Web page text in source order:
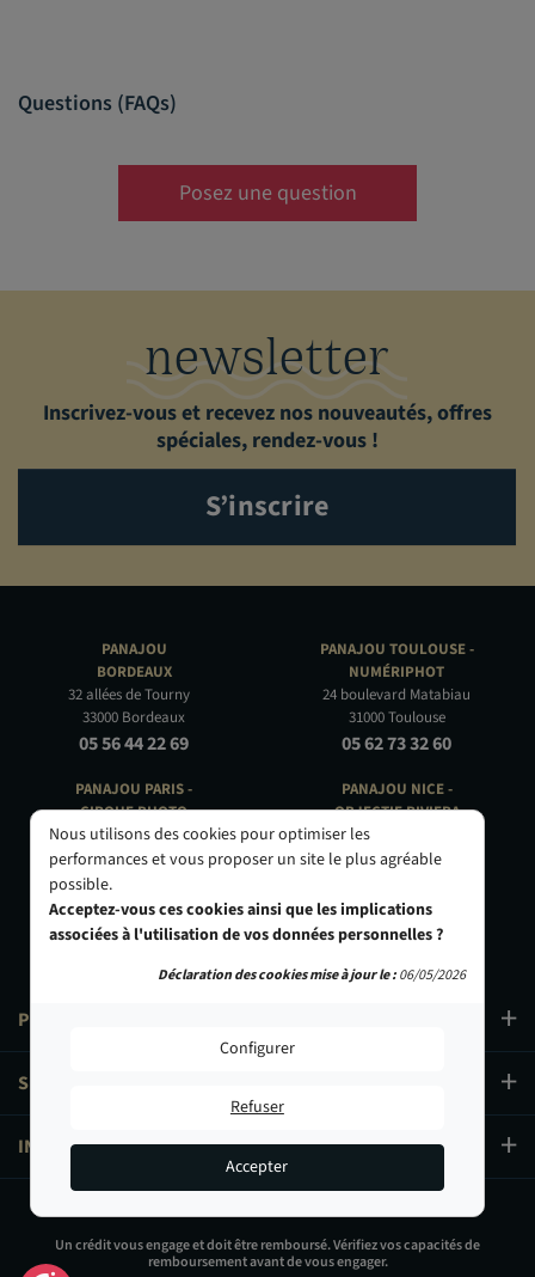
2 699,90 €
Questions (FAQs)
Posez une question
newsletter
Inscrivez-vous et recevez nos nouveautés, offres
spéciales, rendez-vous !
S’inscrire
PANAJOU
BORDEAUX
32 allées de Tourny
33000 Bordeaux
05 56 44 22 69
PANAJOU PARIS -
CIRQUE PHOTO
9, bd des Filles-du-Calvaire
75003 Paris
01 40 29 91 91
PRODUITS
SERVICES
INFORMATIONS
PANAJOU TOULOUSE -
NUMÉRIPHOT
24 boulevard Matabiau
31000 Toulouse
05 62 73 32 60
PANAJOU NICE -
OBJECTIF RIVIERA
24 Rue de l'Hôtel des Postes
06000 Nice
Un crédit vous engage et doit être remboursé. Vérifiez vos capacités de
remboursement avant de vous engager.
Nous utilisons des cookies pour optimiser les
performances et vous proposer un site le plus agréable
possible.
Acceptez-vous ces cookies ainsi que les implications
associées à l'utilisation de vos données personnelles ?
Configurer
Refuser
Accepter
Déclaration des cookies mise à jour le :06/05/2026